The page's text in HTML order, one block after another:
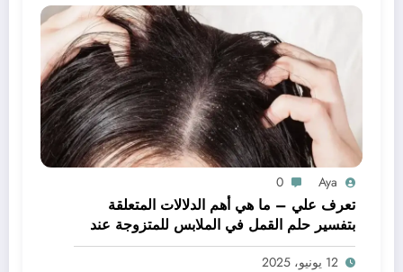
Aya
0
تعرف علي – ما هي أهم الدلالات المتعلقة
بتفسير حلم القمل في الملابس للمتزوجة عند
ابن سيرين؟ – بالتفصيل
12 يونيو، 2025